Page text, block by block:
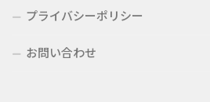
プライバシーポリシー
お問い合わせ